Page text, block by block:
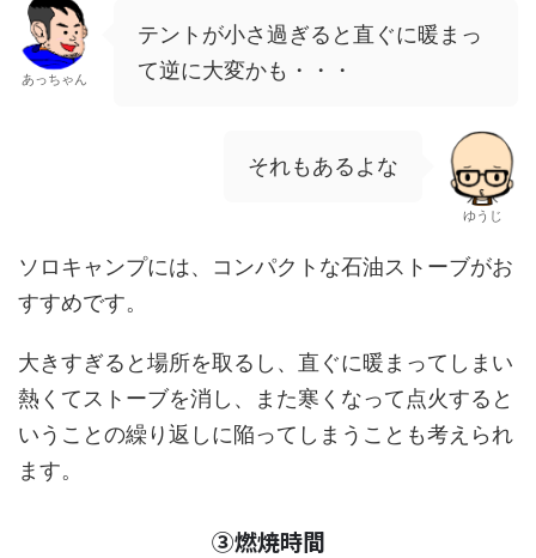
あっちゃん
テントが小さ過ぎると直ぐに暖まっ
て逆に大変かも・・・
それもあるよな
ゆうじ
ソロキャンプには、コンパクトな石油ストーブがお
すすめです。
大きすぎると場所を取るし、直ぐに暖まってしまい
熱くてストーブを消し、また寒くなって点火すると
いうことの繰り返しに陥ってしまうことも考えられ
ます。
③燃焼時間